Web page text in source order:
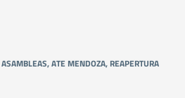
ASAMBLEAS,ATE MENDOZA, REAPERTURA